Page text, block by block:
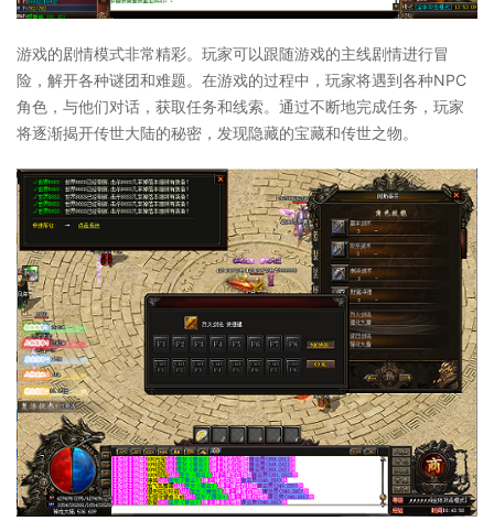
游戏的剧情模式非常精彩。玩家可以跟随游戏的主线剧情进行冒
险，解开各种谜团和难题。在游戏的过程中，玩家将遇到各种NPC
角色，与他们对话，获取任务和线索。通过不断地完成任务，玩家
将逐渐揭开传世大陆的秘密，发现隐藏的宝藏和传世之物。